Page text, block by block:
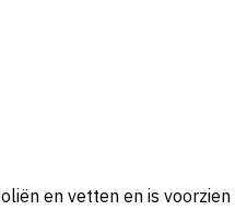
en vetten en is